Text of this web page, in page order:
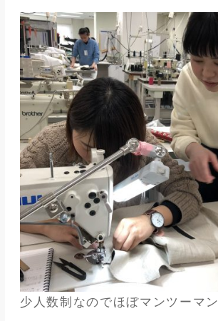
少人数制なのでほぼマンツーマン